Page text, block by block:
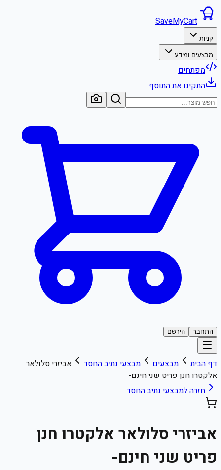
SaveMyCart
קניות
מבצעים ומידע
מפתחים
התקינו את התוסף
התחבר הירשם
דף הבית מבצעים מבצעינתיב החסד
אביזרי סלולאר
אלקטרו חנן פריט שני חינם-
חזרה למבצעינתיב החסד
אביזרי סלולאר אלקטרו חנן
פריט שני חינם-